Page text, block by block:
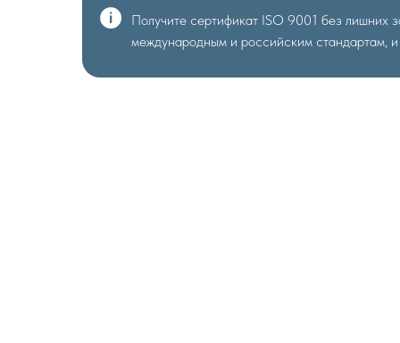
Получите сертификат ISO 9001 без лишних
международным и российским стандартам,